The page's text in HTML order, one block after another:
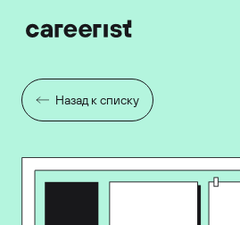
Назад к списку